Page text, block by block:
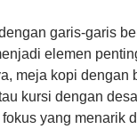
garis-garis
elemen
meja kopi dengan
kursi dengan
yang menarik